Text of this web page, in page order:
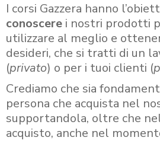
I corsi Gazzera hanno
conoscere i nostri prodotti
utilizzare al meglio e
desideri, che si tratti di un
(privato) o per i tuoi clienti (
Crediamo che sia
persona che acquista nel
supportandola, oltre che
acquisto, anche nel